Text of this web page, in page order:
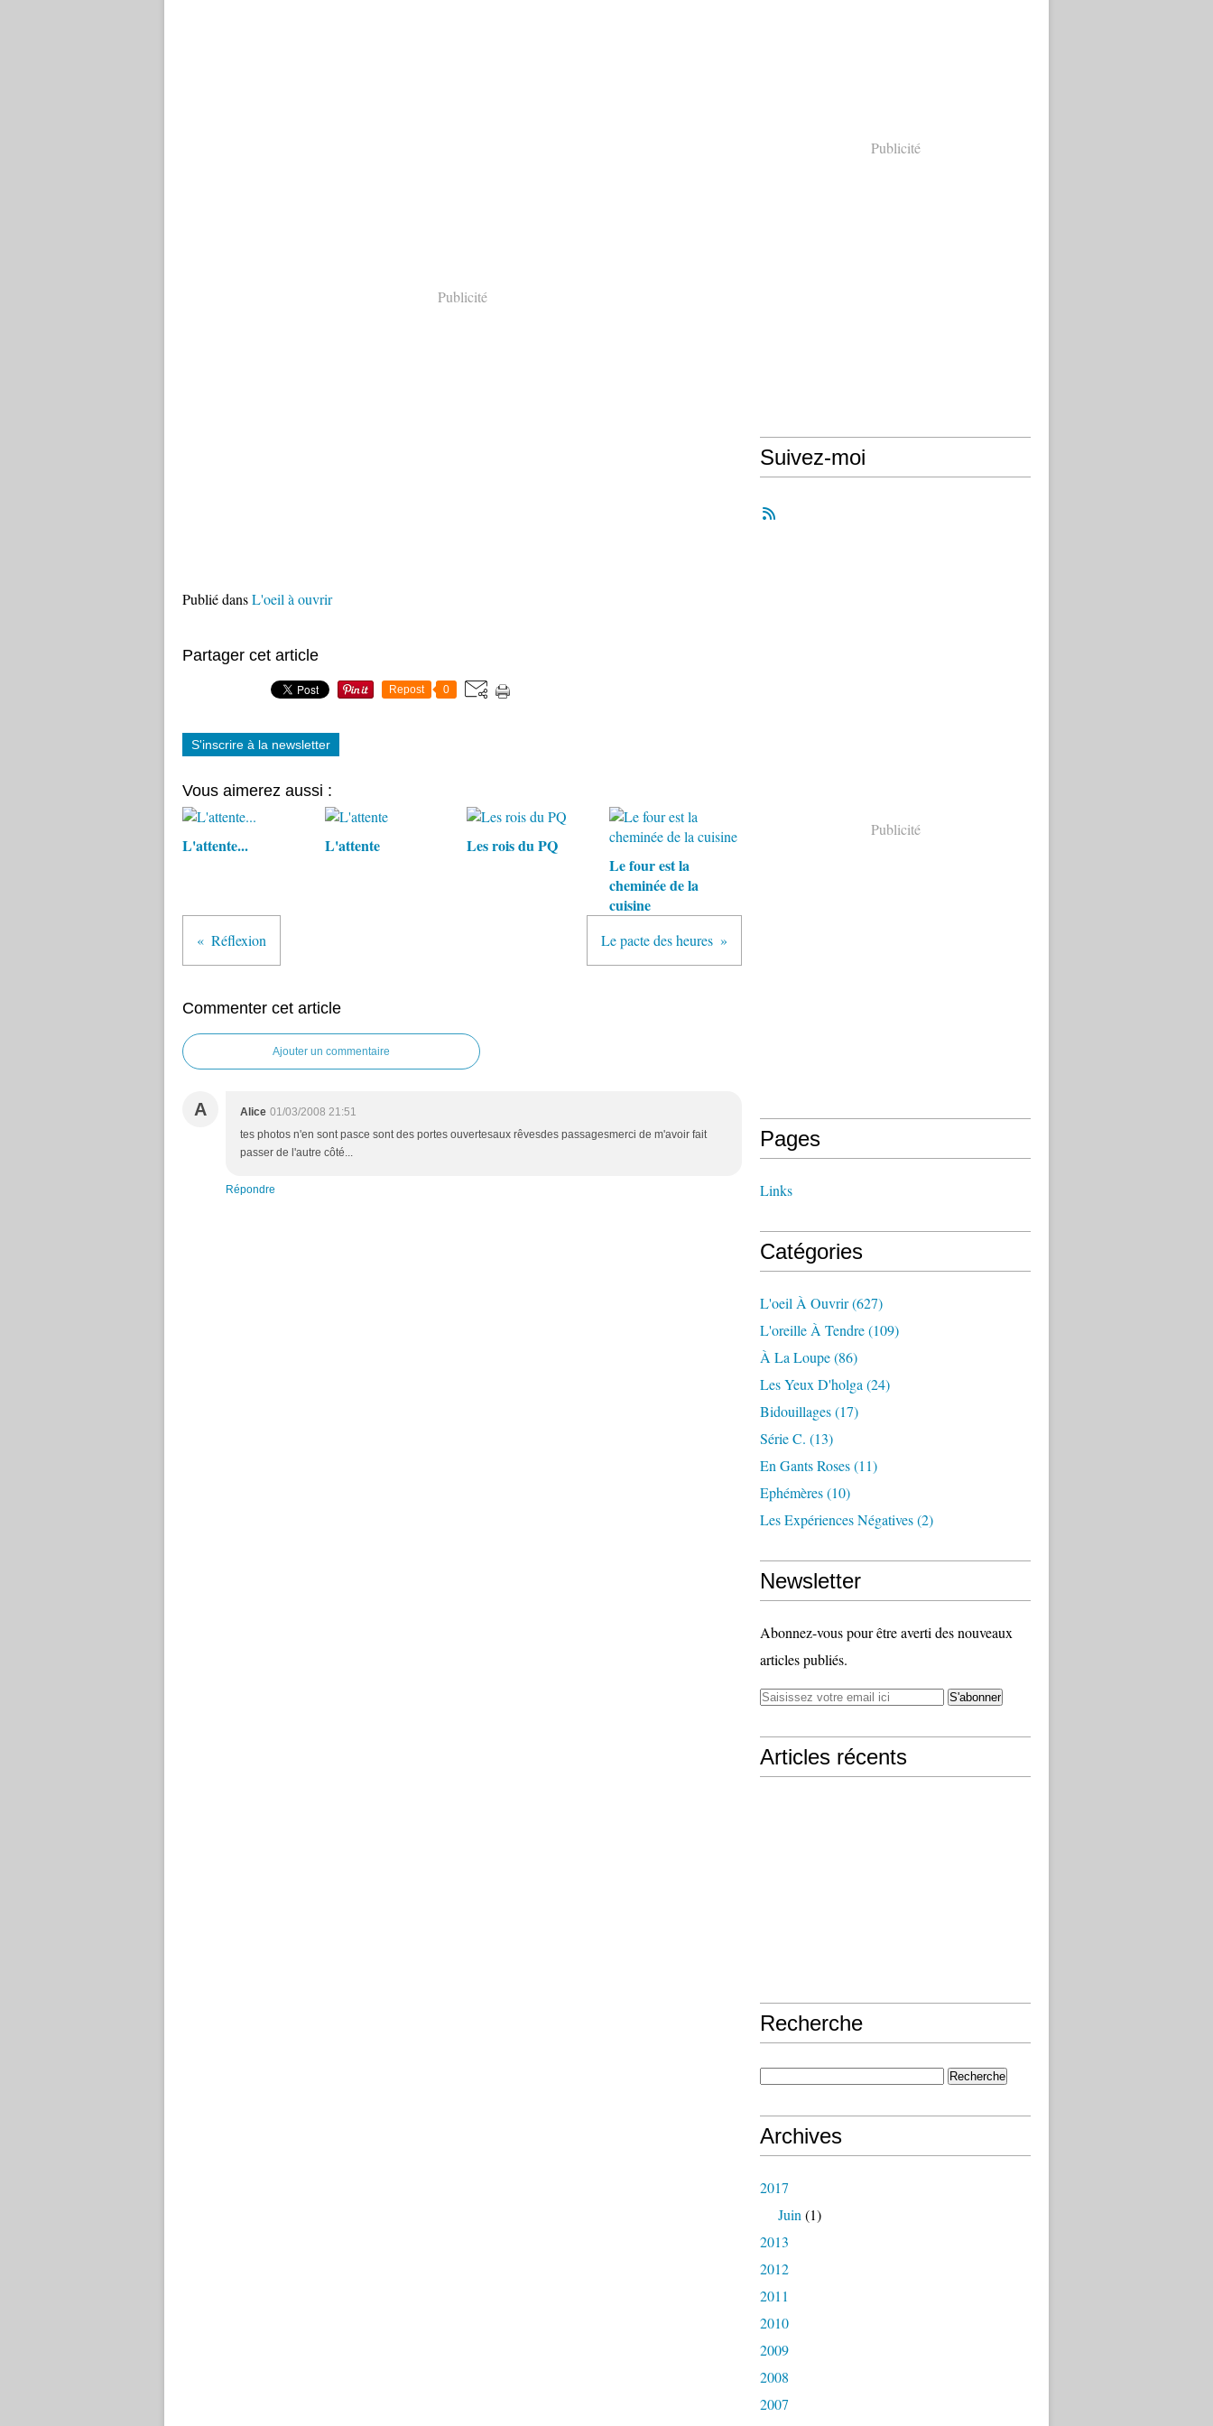
Publicité
Publié dansL'oeil à ouvrir
Partager cet article
Repost 0
S'inscrire à la newsletter
Vous aimerez aussi :
L'attente... L'attente
Les rois du PQ
Le four est la
cheminée de la
cuisine
Réflexion Le pacte des heures
Commenter cet article
Ajouter un commentaire
A Alice 01/03/2008 21:51
tes photos n'en sont pasce sont des portes ouvertesaux rêvesdes passagesmerci de m'avoir fait
passer de l'autre côté...
Répondre
Publicité
Suivez-moi
Publicité
Pages
Links
Catégories
L'oeil À Ouvrir(627)
L'oreille À Tendre(109)
À La Loupe(86)
Les Yeux D'holga (24)
Bidouillages(17)
Série C. (13)
En Gants Roses(11)
Ephémères(10)
Les Expériences Négatives(2)
Newsletter
Abonnez-vous pour être averti des nouveaux
articles publiés.
Articles récents
Recherche
Archives
2017
Juin (1)
2013
2012
2011
2010
2009
2008
2007